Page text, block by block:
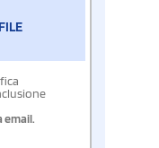
email.